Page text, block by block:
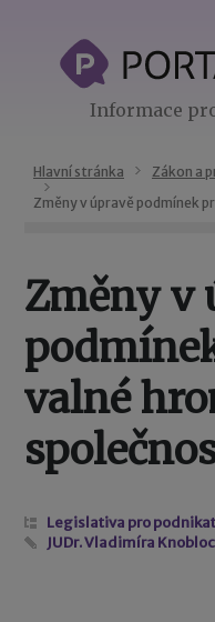
Informace
Hlavní stránka Zákon a
Změny v úpravě podmínek
Změny v
valné
Legislativa pro
JUDr. Vladimíra